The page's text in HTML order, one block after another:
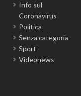
Info sul
Coronavirus
Politica
Senza categoria
Sport
Videonews